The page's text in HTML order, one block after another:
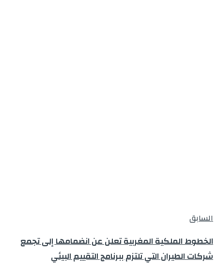
السابق
الخطوط الملكية المغربية تعلن عن انضمامها إلى تجمع
شركات الطيران التي تلتزم ببرنامج التقييم البيئي